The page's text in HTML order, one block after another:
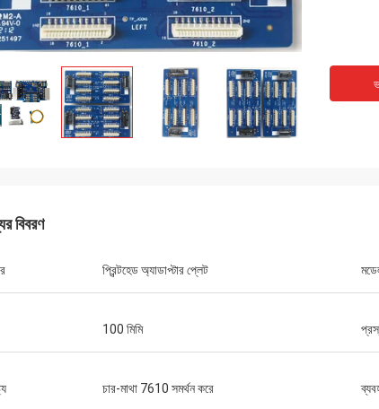
বিবরণ
প্রিন্টহেড অ্যাডাপ্টার প্লেট
100 মিমি
চার-মাথা 7610 সমর্থন করে